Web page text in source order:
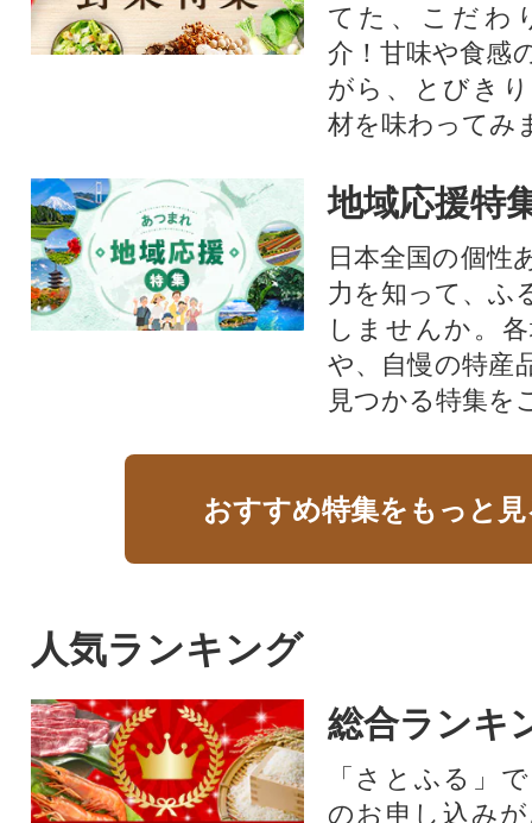
てた、こだわ
介！甘味や食感
がら、とびき
材を味わってみ
地域応援特
日本全国の個性
力を知って、ふ
しませんか。
や、自慢の特産
見つかる特集を
おすすめ特集をもっと
人気ランキング
総合ランキ
「さとふる」
のお申し込み